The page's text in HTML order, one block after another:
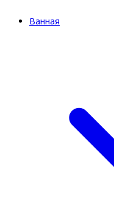
Ванная